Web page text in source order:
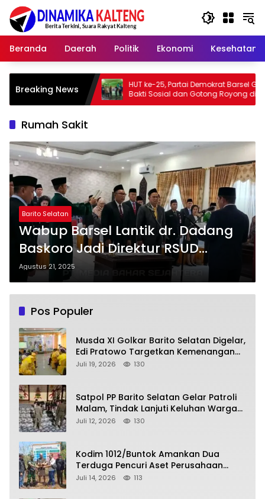
Langsung
konten
Beranda
Daerah Politik Ekonomi Kesehatan
Breaking NewsHUT ke-25, Partai Demokrat Barsel Gelar
Bakti Sosial dan Gotong Royong di
Langgar Nurul Ashfiya
Rumah Sakit
Barito Selatan
Wabup Barsel Lantik dr. Dadang
Baskoro Jadi Direktur RSUD
Jaraga Sasameh Buntok
Agustus 21, 2025
Pos Populer
Musda XI Golkar Barito Selatan Digelar,
Edi Pratowo Targetkan Kemenangan
Partai pada Pemilu Mendatang
Juli 19, 2026 130
Satpol PP Barito Selatan Gelar Patroli
Malam, Tindak Lanjuti Keluhan Warga
soal Balap Liar dan Remaja Nongkrong
Juli 12, 2026 130
Kodim 1012/Buntok Amankan Dua
Terduga Pencuri Aset Perusahaan
Sitaan Satgas PKH, Satu Paket Diduga
Juli 14, 2026 113